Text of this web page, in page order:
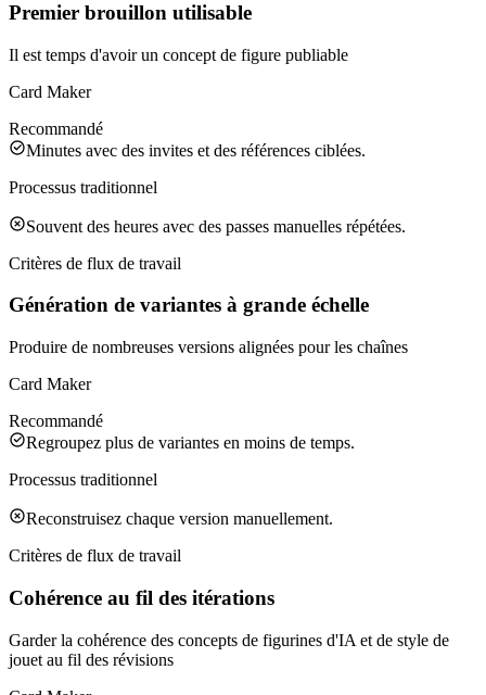
Premier brouillon utilisable
Il est temps d'avoir un concept de figure publiable
Card Maker
Recommandé
Minutes avec des invites et des références ciblées.
Processus traditionnel
Souvent des heures avec des passes manuelles répétées.
Critères de flux de travail
Génération de variantes à grande échelle
Produire de nombreuses versions alignées pour les chaînes
Card Maker
Recommandé
Regroupez plus de variantes en moins de temps.
Processus traditionnel
Reconstruisez chaque version manuellement.
Critères de flux de travail
Cohérence au fil des itérations
Garder la cohérence des concepts de figurines d'IA et de style de
jouet au fil des révisions